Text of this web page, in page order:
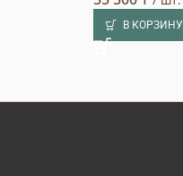
В КОРЗИНУ